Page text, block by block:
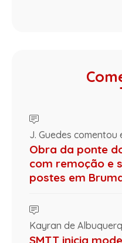
J. Guedes comentou
Obra da ponte
com remoção e
postes em
Kayran de
SMTT inicia